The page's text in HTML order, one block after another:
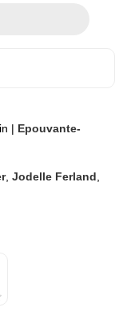
| Epouvante-
,Jodelle Ferland